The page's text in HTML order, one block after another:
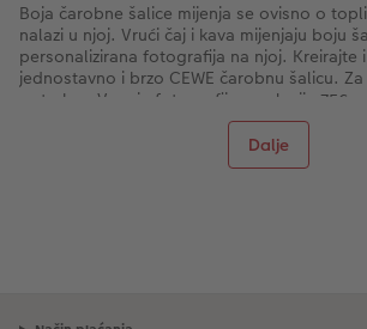
Dalje
Boja čarobne šalice mijenja se ovisno o
nalazi u njoj. Vrući čaj i kava mijenjaju boju
personalizirana fotografija na njoj. Kreirajte
jednostavno i brzo CEWE čarobnu šalicu.
potrebna Vam je fotografija rezolucije 756 ×
vremena kako biste je uredili po svojoj želji.
Ovako kreirajte i naručite svoju
fotografiju. * Ako želite, možete svojemu